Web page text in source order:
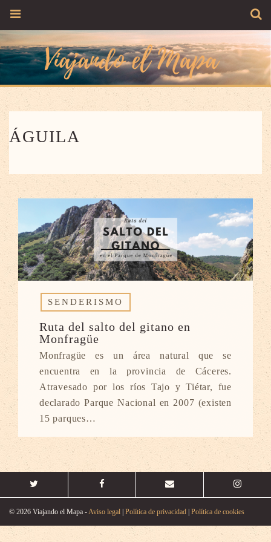
ÁGUILA
SENDERISMO
Ruta del salto del gitano en
Monfragüe
Monfragüe es un área natural que se
encuentra en la provincia de Cáceres.
Atravesado por los ríos Tajo y Tiétar, fue
declarado Parque Nacional en 2007 (existen
15 parques…
© 2026 Viajando el Mapa -Aviso legal Política de privacidad Política de cookies